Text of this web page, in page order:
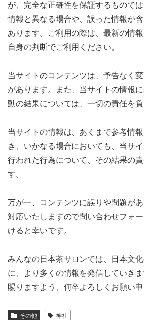
が、完全な正確性を保証するもので
情報と異なる場合や、誤った情報が
あります。ご利用の際は、最新の情
自身の判断でご利用ください。
当サイトのコンテンツは、予告なく
があります。また、当サイトの情報
動の結果については、一切の責任を負
当サイトの情報は、あくまで参考情
き、いかなる場合においても、当サ
行われた行為について、その結果の
す。
万が一、コンテンツに誤りや問題が
対応いたしますので問い合わせフォ
けると幸いです。
みんなの日本茶サロンでは、日本文
に、より多くの情報を発信していき
賜りますよう、何卒よろしくお願い申
その他 神社